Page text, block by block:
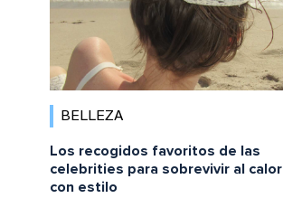
BELLEZA
Los recogidos favoritos de las
celebrities para sobrevivir al calor
con estilo